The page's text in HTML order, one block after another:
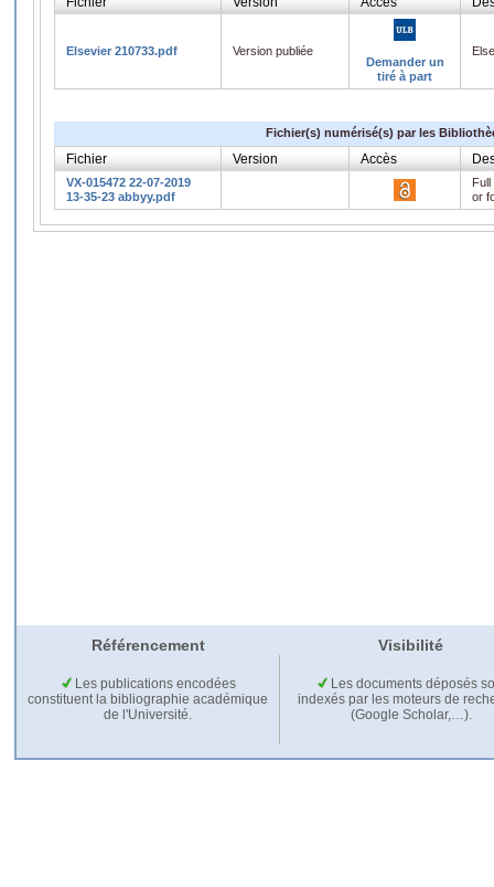
Elsevier 210733.pdf
Version publiée
Demander un
tiré à part
Fichier(s) numérisé(s) par les
Fichier Version Accès
VX-015472 22-07-2019
13-35-23 abbyy.pdf
or
Référencement Visibilité
Les publications encodées
constituent la bibliographie académique
de l'Université.
Les documents déposés
indexés par les moteurs de
(Google Scholar,…).